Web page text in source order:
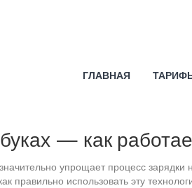
ГЛАВНАЯ
— как
упрощает процесс зарядки
правильно использовать эту